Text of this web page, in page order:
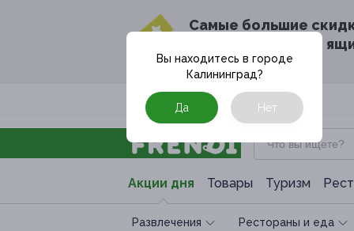
Cамые большие
в твоём почтовом
Москва
Акции дня Товары Туризм
Развлечения Рестораны и еда
Вы находитесь в городе
Калининград?
Да Нет